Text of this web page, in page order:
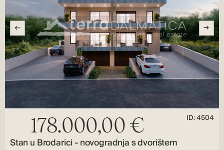
178.000,00 € ID: 4504
Stan u Brodarici - novogradnja s dvorištem